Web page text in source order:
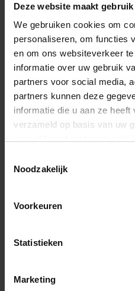
Deze website maakt
We gebruiken cookies om
personaliseren, om functies
en om ons websiteverkeer
informatie over uw gebruik
partners voor social media,
partners kunnen deze
informatie die u aan ze
verzameld op basis van uw
Noodzakelijk
Voorkeuren
Statistieken
Marketing
Is een opvallend en stijlvolle slip
mannen die houden van een
Het materiaal van deze herenslip
Mesh stof heeft kleine gaatjes of
goede luchtcirculatie wat het
​​Details: 47% katoen - 47% modal -
Gerelateerde producten